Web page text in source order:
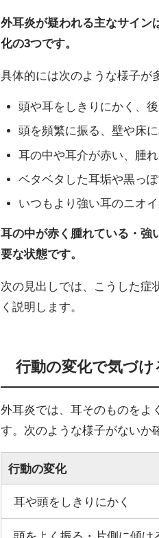
外耳炎が疑われる主なサイン
化の3つです。
具体的には次のような様子が
頭や耳をしきりにかく、
頭を頻繁に振る、壁や床
耳の中や耳介が赤い、腫
ベタベタした耳垢や黒っ
いつもより強い耳のニオ
耳の中が赤く腫れている・強
要な状態です。
次の見出しでは、こうした症
く説明します。
行動の変化で気づけ
外耳炎では、耳そのものをよ
す。次のような様子がないか
行動の変化
耳や頭をしきりにかく